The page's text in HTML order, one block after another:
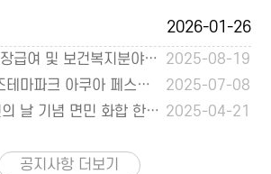
2026-01-26
2025년 「사회보장급여 및 보건복지분야 부정수급 집중신고기간 운영」 안내
2025-08-19
2025년 임실치즈테마파크 아쿠아 페스티벌 안내
2025-07-08
제31회 성수면민의 날 기념 면민 화합 한마당 축제 안내 2025-04-21
공지사항 더보기